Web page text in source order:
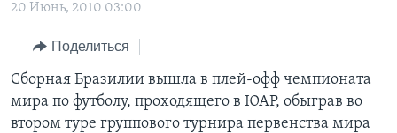
навигации
Перейти
поиск
НОВОСТИ ЗА МИНУТУ
ИТОГИ
ПОЧЕМУ ЭТО ВАЖНО?
ДИСКУССИЯ VOA
УЧИМ АНГЛИЙСКИЙ
НАША АМЕРИКАНСКАЯ ИСТОРИЯ
А КАК В АМЕРИКЕ?
АРТЕФАКТЫ
ЭКСПЕРТИЗА
ИНТЕРВЬЮ
ФАКТЫ ПРОТИВ ФЕЙКОВ
ЗА СВОБОДУ ПРЕССЫ
20 Июнь, 2010 03:00
Поделиться
Сборная Бразилии вышла в плей-офф чемпионата
мира по футболу, проходящего в ЮАР, обыграв во
втором туре группового турнира первенства мира